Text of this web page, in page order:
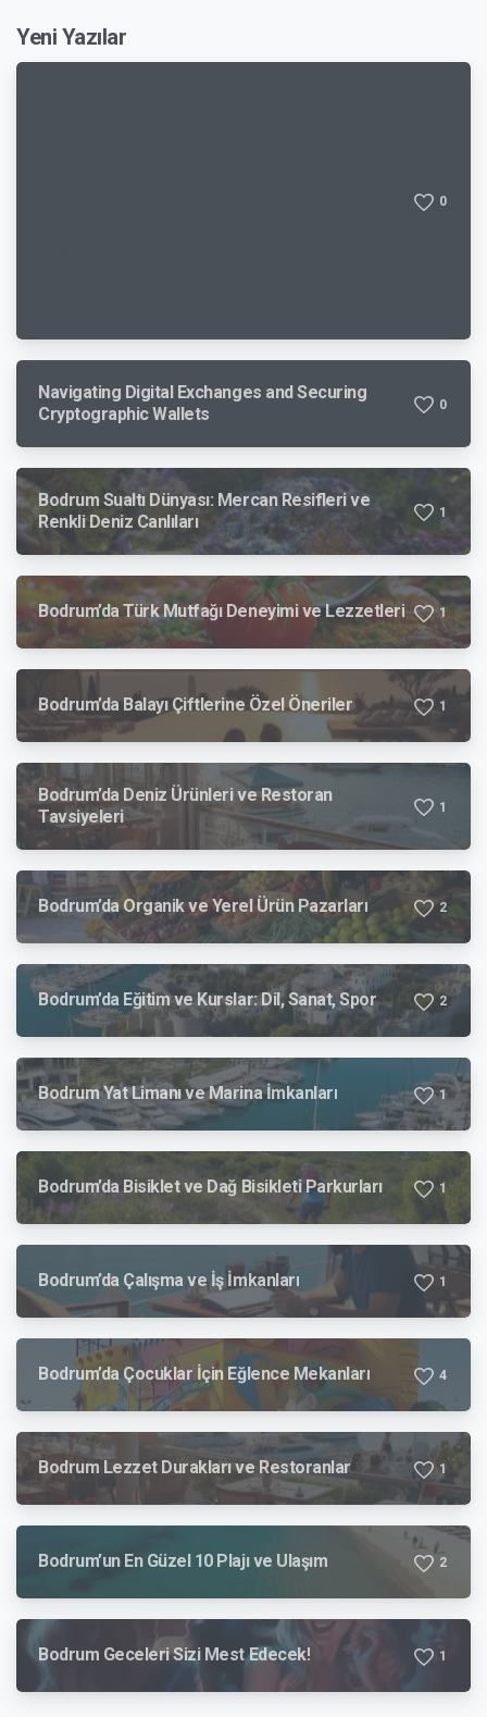
Yeni Yazılar
0
Navigating Digital Exchanges and Securing
Cryptographic Wallets
0
Bodrum Sualtı Dünyası: Mercan Resifleri ve
Renkli Deniz Canlıları
1
Bodrum’da Türk Mutfağı Deneyimi ve Lezzetleri 1
Bodrum’da Balayı Çiftlerine Özel Öneriler 1
Bodrum’da Deniz Ürünleri ve Restoran
Tavsiyeleri
1
Bodrum’da Organik ve Yerel Ürün Pazarları 2
Bodrum’da Eğitim ve Kurslar: Dil, Sanat, Spor 2
Bodrum Yat Limanı ve Marina İmkanları 1
Bodrum’da Bisiklet ve Dağ Bisikleti Parkurları 1
Bodrum’da Çalışma ve İş İmkanları 1
Bodrum’da Çocuklar İçin Eğlence Mekanları 4
Bodrum Lezzet Durakları ve Restoranlar 1
Bodrum’un En Güzel 10 Plajı ve Ulaşım 2
Bodrum Geceleri Sizi Mest Edecek! 1